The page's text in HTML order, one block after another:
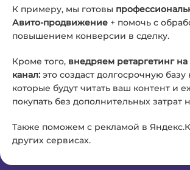
К примеру, мы готовы
Авито-продвижение + помочь с
повышением конверсии в сделку.
Кроме того, внедряем ретаргетинг на
канал: это создаст долгосрочную базу
которые будут читать ваш контент и
покупать без дополнительных затрат
Также поможем с рекламой в
других сервисах.